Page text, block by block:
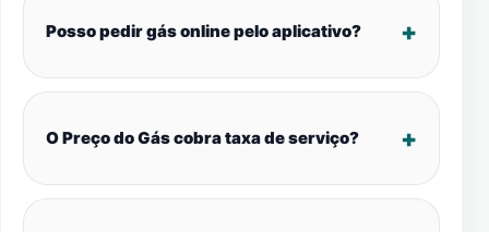
Posso pedir gás online pelo aplicativo?
O Preço do Gás cobra taxa de serviço?